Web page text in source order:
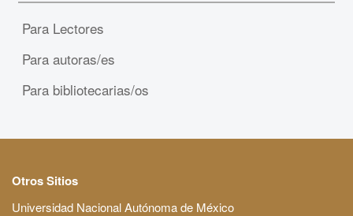
Para Lectores
Para autoras/es
Para bibliotecarias/os
Otros Sitios
Universidad Nacional Autónoma de México